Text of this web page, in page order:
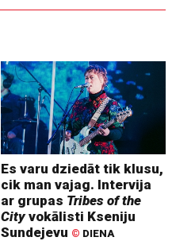
Es varu dziedāt tik klusu,
cik man vajag. Intervija
ar grupas Tribes of the
Cityvokālisti Kseniju
Sundejevu © DIENA